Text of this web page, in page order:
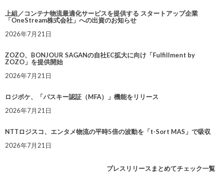
上組／コンテナ物流最適化サービスを提供する スタートアップ企業
「OneStream株式会社」への出資のお知らせ
2026年7月21日
ZOZO、BONJOUR SAGANの自社EC拡大に向け「Fulfillment by
ZOZO」を提供開始
2026年7月21日
ロジポケ、「パスキー認証（MFA）」機能をリリース
2026年7月21日
NTTロジスコ、エンタメ物流の平時5倍の波動を「t-Sort MAS」で吸収
2026年7月21日
プレスリリースまとめてチェック一覧